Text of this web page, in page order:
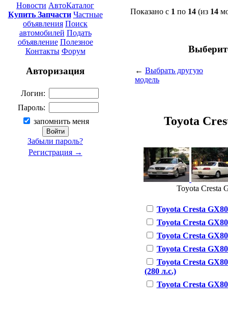
Новости АвтоКаталог
Купить Запчасти Частные
объявления Поиск
автомобилей Подать
объявление Полезное
Контакты Форум
Авторизация
Логин:
Пароль:
запомнить меня
Забыли пароль?
Регистрация →
Показано с 1 по 14(из 14
← Выбрать другую
модель
Toyota
Toyota Cresta
Toyota Cresta
Toyota Cresta
Toyota Cresta
Toyota Cresta
Toyota Cresta
(280 л.с.)
Toyota Cresta